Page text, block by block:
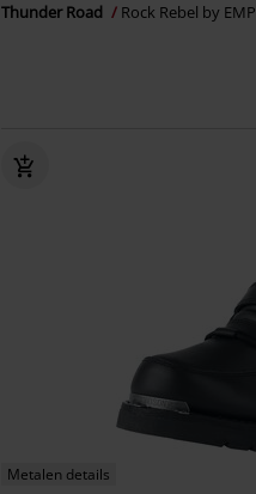
Thunder Road Rock Rebel by EMP
Metalen details